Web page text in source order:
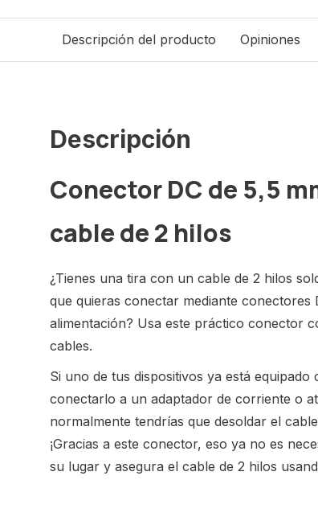
Descripción del producto Opiniones
Descripción
Conector DC de 5,5
cable de 2 hilos
¿Tienes una tira con un cable de 2 hilos
que quieras conectar mediante
alimentación? Usa este práctico conector
cables.
Si uno de tus dispositivos ya está
conectarlo a un adaptador de corriente o
normalmente tendrías que desoldar el
¡Gracias a este conector, eso ya no es
su lugar y asegura el cable de 2 hilos